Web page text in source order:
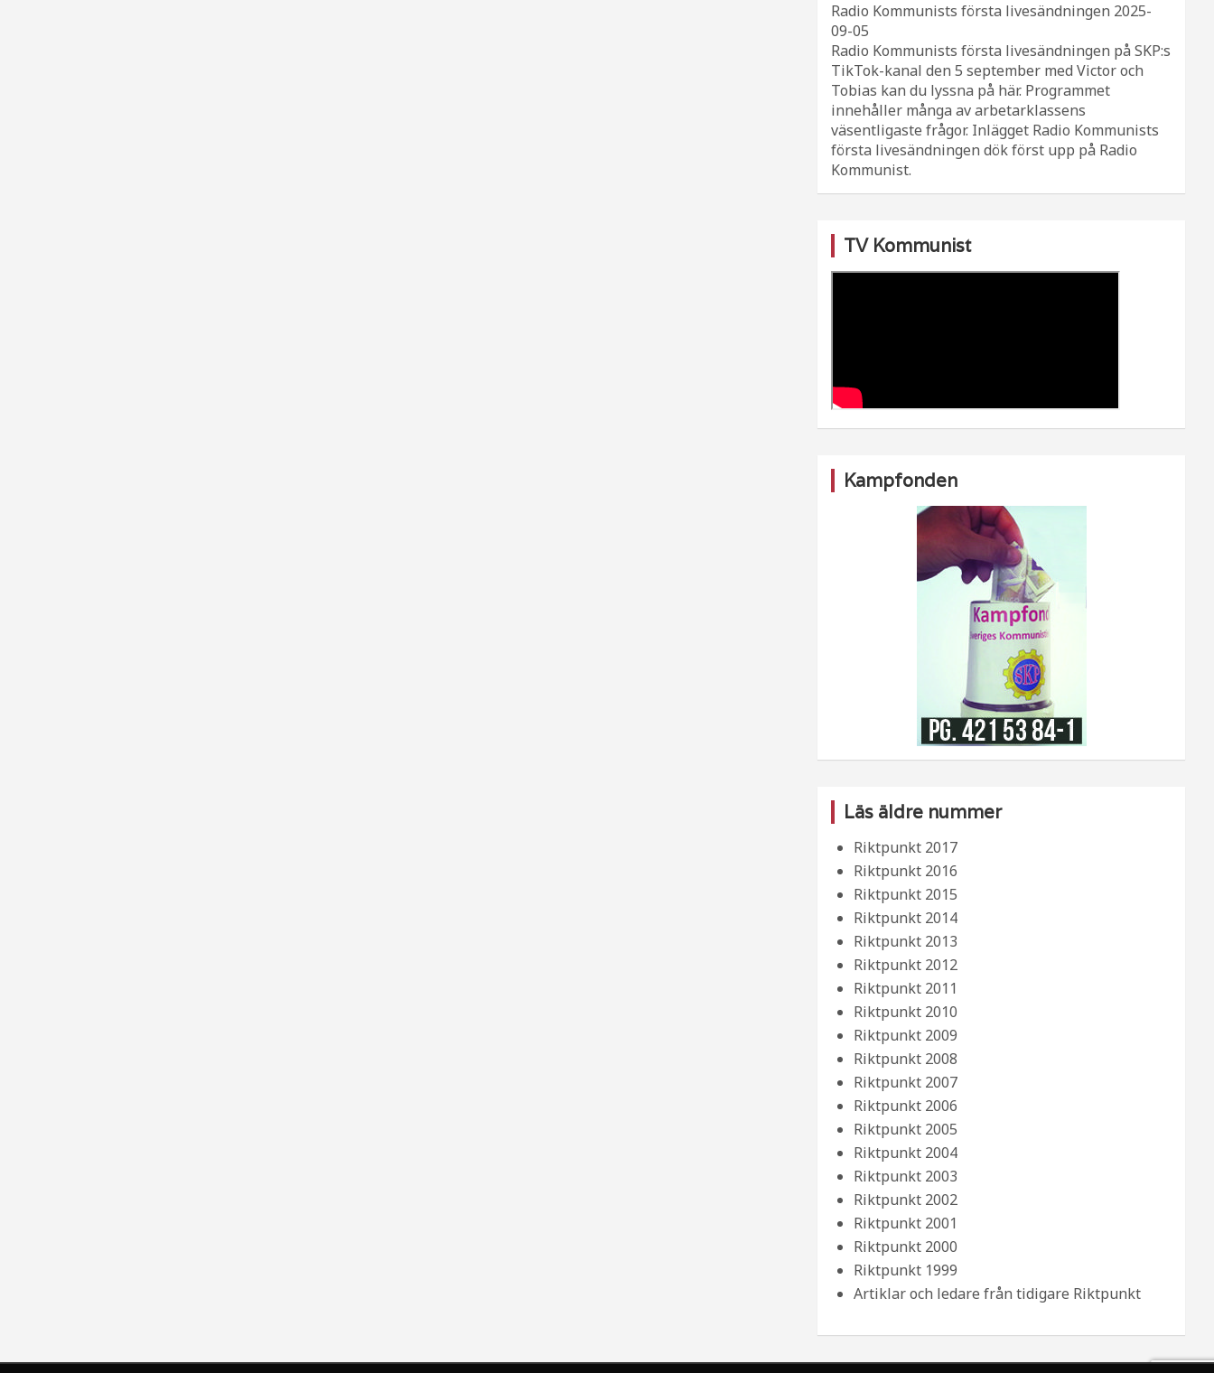
Radio Kommunists första livesändningen 2025-
09-05
Radio Kommunists första livesändningen på SKP:s
TikTok-kanal den 5 september med Victor och
Tobias kan du lyssna på här. Programmet
innehåller många av arbetarklassens
väsentligaste frågor. Inlägget Radio Kommunists
första livesändningen dök först upp på Radio
Kommunist.
TV Kommunist
Kampfonden
Läs äldre nummer
Riktpunkt 2017
Riktpunkt 2016
Riktpunkt 2015
Riktpunkt 2014
Riktpunkt 2013
Riktpunkt 2012
Riktpunkt 2011
Riktpunkt 2010
Riktpunkt 2009
Riktpunkt 2008
Riktpunkt 2007
Riktpunkt 2006
Riktpunkt 2005
Riktpunkt 2004
Riktpunkt 2003
Riktpunkt 2002
Riktpunkt 2001
Riktpunkt 2000
Riktpunkt 1999
Artiklar och ledare från tidigare Riktpunkt